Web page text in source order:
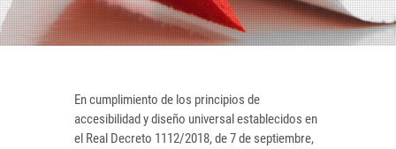
En cumplimiento de los principios de
accesibilidad y diseño universal establecidos en
el Real Decreto 1112/2018, de 7 de septiembre,